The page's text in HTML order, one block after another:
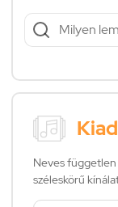
Neves független
széleskörű